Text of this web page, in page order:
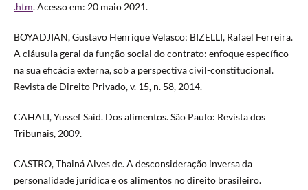
.htm. Acesso em: 20 maio 2021.
BOYADJIAN, Gustavo Henrique Velasco; BIZELLI, Rafael Ferreira.
A cláusula geral da função social do contrato: enfoque específico
na sua eficácia externa, sob a perspectiva civil-constitucional.
Revista de Direito Privado, v. 15, n. 58, 2014.
CAHALI, Yussef Said. Dos alimentos. São Paulo: Revista dos
Tribunais, 2009.
CASTRO, Thainá Alves de. A desconsideração inversa da
personalidade jurídica e os alimentos no direito brasileiro.